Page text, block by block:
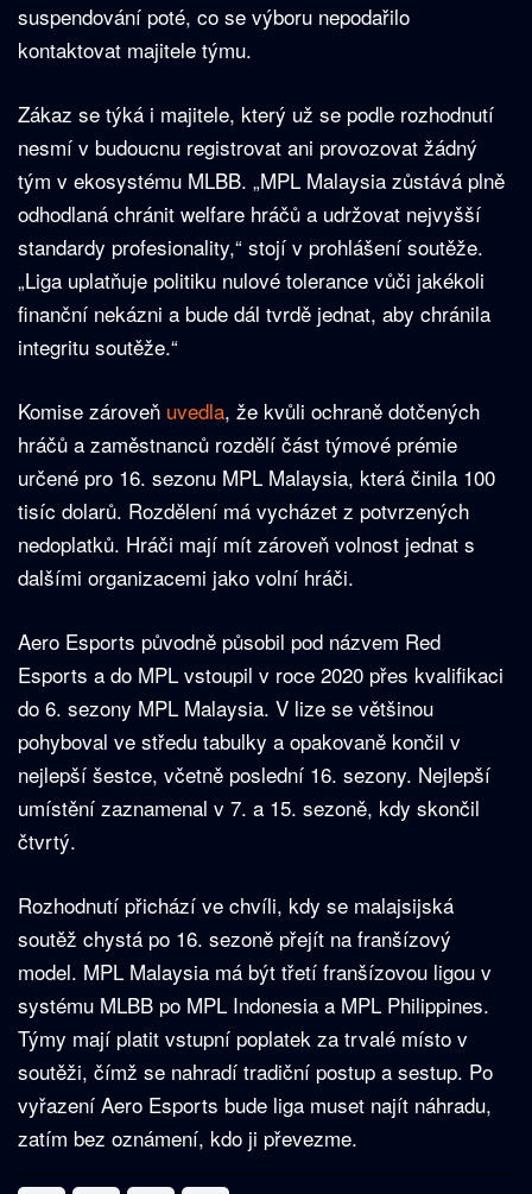
suspendování poté, co se výboru nepodařilo
kontaktovat majitele týmu.
Zákaz se týká i majitele, který už se podle rozhodnutí
nesmí v budoucnu registrovat ani provozovat žádný
tým v ekosystému MLBB. „MPL Malaysia zůstává plně
odhodlaná chránit welfare hráčů a udržovat nejvyšší
standardy profesionality,“ stojí v prohlášení soutěže.
„Liga uplatňuje politiku nulové tolerance vůči jakékoli
finanční nekázni a bude dál tvrdě jednat, aby chránila
integritu soutěže.“
Komise zároveň uvedla, že kvůli ochraně dotčených
hráčů a zaměstnanců rozdělí část týmové prémie
určené pro 16. sezonu MPL Malaysia, která činila 100
tisíc dolarů. Rozdělení má vycházet z potvrzených
nedoplatků. Hráči mají mít zároveň volnost jednat s
dalšími organizacemi jako volní hráči.
Aero Esports původně působil pod názvem Red
Esports a do MPL vstoupil v roce 2020 přes kvalifikaci
do 6. sezony MPL Malaysia. V lize se většinou
pohyboval ve středu tabulky a opakovaně končil v
nejlepší šestce, včetně poslední 16. sezony. Nejlepší
umístění zaznamenal v 7. a 15. sezoně, kdy skončil
čtvrtý.
Rozhodnutí přichází ve chvíli, kdy se malajsijská
soutěž chystá po 16. sezoně přejít na franšízový
model. MPL Malaysia má být třetí franšízovou ligou v
systému MLBB po MPL Indonesia a MPL Philippines.
Týmy mají platit vstupní poplatek za trvalé místo v
soutěži, čímž se nahradí tradiční postup a sestup. Po
vyřazení Aero Esports bude liga muset najít náhradu,
zatím bez oznámení, kdo ji převezme.